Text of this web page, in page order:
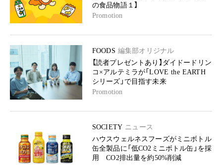
の食品物語１】
Promotion
FOODS 編集部オリジナル
【読者プレゼントあり】ダイドードリン
コ×アルテミラが「LOVE the EARTH
シリーズ」で目指す未来
Promotion
SOCIETY ニュース
ハウスウェルネスフーズがミニボトル
缶全製品に「低CO2ミニボトル缶」を採
用 CO2排出量を約50%削減